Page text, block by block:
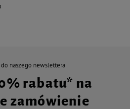
do naszego newslettera
rabatu* na
zamówienie